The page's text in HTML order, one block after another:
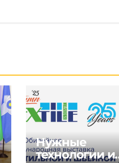
Нужные
технологии и